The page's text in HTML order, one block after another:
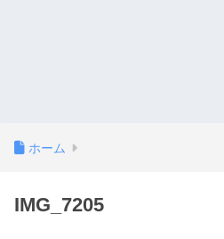
ホーム
IMG_7205